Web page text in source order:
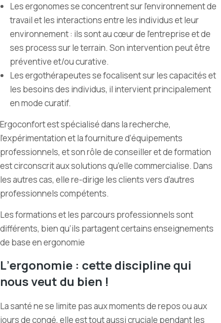
Les ergonomes se concentrent sur l’environnement de
travail et les interactions entre les individus et leur
environnement : ils sont au cœur de l’entreprise et de
ses process sur le terrain. Son intervention peut être
préventive et/ou curative.
Les ergothérapeutes se focalisent sur les capacités et
les besoins des individus, il intervient principalement
en mode curatif.
Ergoconfort est spécialisé dans la recherche,
l’expérimentation et la fourniture d’équipements
professionnels, et son rôle de conseiller et de formation
est circonscrit aux solutions qu’elle commercialise. Dans
les autres cas, elle re-dirige les clients vers d’autres
professionnels compétents.
Les formations et les parcours professionnels sont
différents, bien qu’ils partagent certains enseignements
de base en ergonomie
L’ergonomie : cette discipline qui
nous veut du bien !
La santé ne se limite pas aux moments de repos ou aux
jours de congé, elle est tout aussi cruciale pendant les